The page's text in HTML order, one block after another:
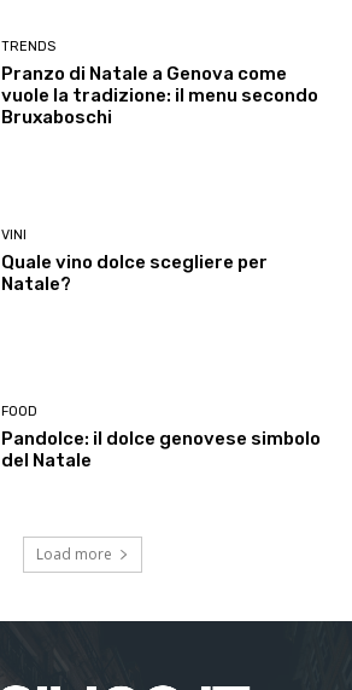
TRENDS
Pranzo di Natale a Genova come
vuole la tradizione: il menu secondo
Bruxaboschi
VINI
Quale vino dolce scegliere per
Natale?
FOOD
Pandolce: il dolce genovese simbolo
del Natale
Load more